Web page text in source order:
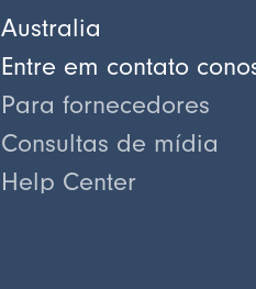
Australia
Entre em contato
Para fornecedores
Consultas de mídia
Help Center